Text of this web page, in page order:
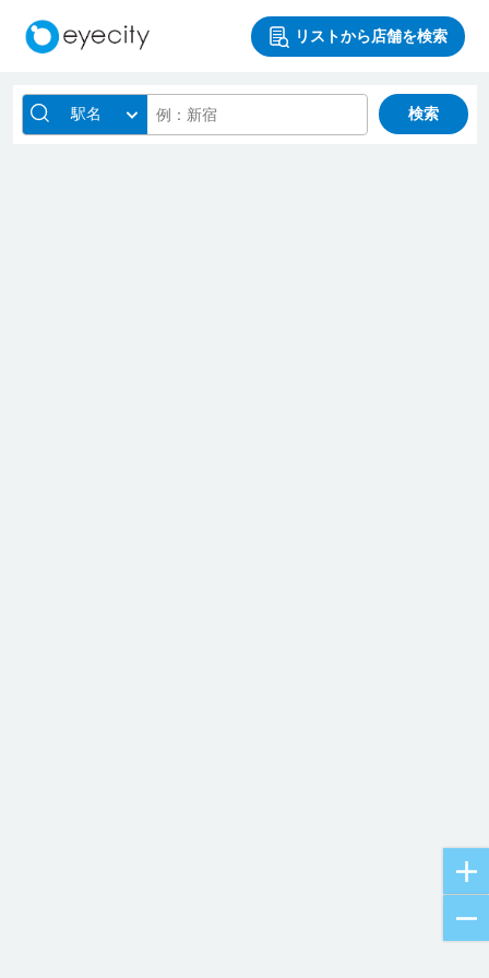
リストから店舗を検索
駅名 検索